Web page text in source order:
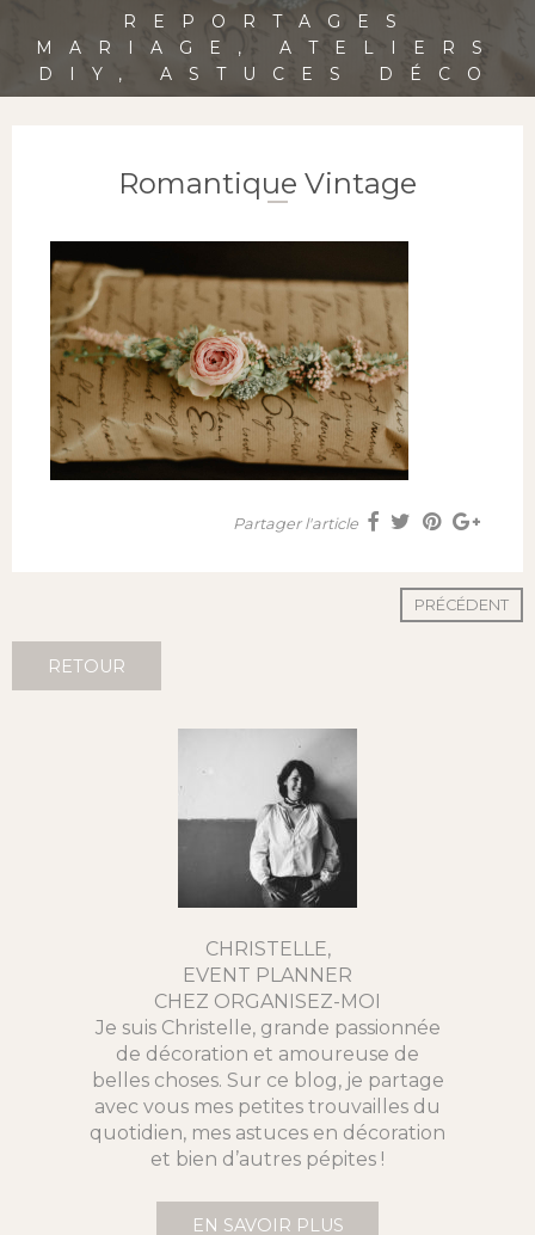
REPORTAGES
MARIAGE, ATELIERS
DIY, ASTUCES DÉCO
Romantique Vintage
Partager l'article
PRÉCÉDENT
RETOUR
CHRISTELLE,
EVENT PLANNER
CHEZ ORGANISEZ-MOI
Je suis Christelle, grande passionnée
de décoration et amoureuse de
belles choses. Sur ce blog, je partage
avec vous mes petites trouvailles du
quotidien, mes astuces en décoration
et bien d’autres pépites !
EN SAVOIR PLUS